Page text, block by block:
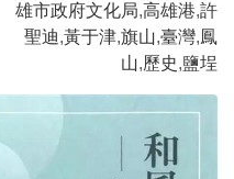
雄市政府文化局,高雄港,許
聖迪,黃于津,旗山,臺灣,鳳
山,歷史,鹽埕